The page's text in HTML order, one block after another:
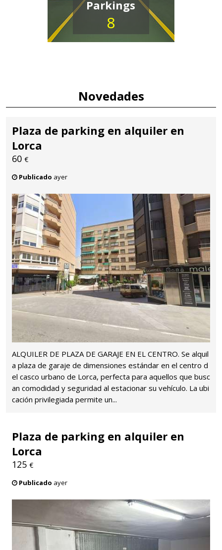
Parkings
8
Novedades
Plaza de parking en alquiler en
Lorca
60 €
Publicado ayer
ALQUILER DE PLAZA DE GARAJE EN EL CENTRO. Se alquil
a plaza de garaje de dimensiones estándar en el centro d
el casco urbano de Lorca, perfecta para aquellos que busc
an comodidad y seguridad al estacionar su vehículo. La ubi
cación privilegiada permite un...
Plaza de parking en alquiler en
Lorca
125 €
Publicado ayer